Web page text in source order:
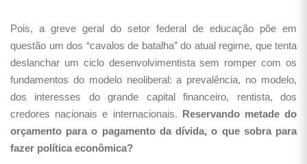
Pois, a greve geral do setor federal de educação põe em
questão um dos “cavalos de batalha” do atual regime, que tenta
deslanchar um ciclo desenvolvimentista sem romper com os
fundamentos do modelo neoliberal: a prevalência, no modelo,
dos interesses do grande capital financeiro, rentista, dos
credores nacionais e internacionais.
Reservando metade do
orçamento para o pagamento da dívida, o que sobra para
fazer política econômica?